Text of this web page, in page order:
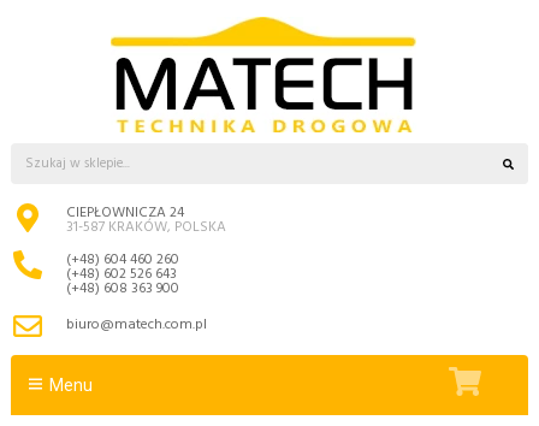
CIEPŁOWNICZA 24
31-587 KRAKÓW, POLSKA
(+48) 604 460 260
(+48) 602 526 643
(+48) 608 363 900
biuro@matech.com.pl
Menu